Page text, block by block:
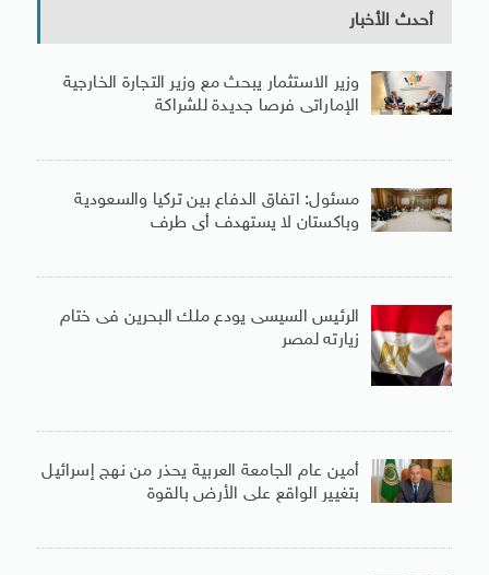
أحدث الأخبار
وزير الاستثمار يبحث مع وزير التجارة الخارجية
الإماراتى فرصا جديدة للشراكة
مسئول: اتفاق الدفاع بين تركيا والسعودية
وباكستان لا يستهدف أى طرف
الرئيس السيسى يودع ملك البحرين فى ختام
زيارته لمصر
أمين عام الجامعة العربية يحذر من نهج إسرائيل
بتغيير الواقع على الأرض بالقوة